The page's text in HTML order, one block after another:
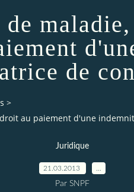
de
>
au paiement d'une
Juridique
21.03.2013
Par SNPF